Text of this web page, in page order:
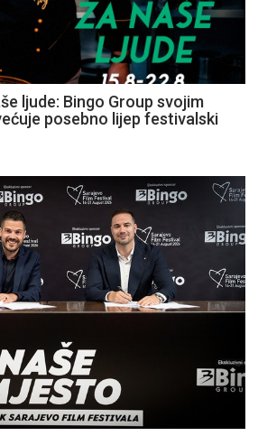
ljude: Bingo Group svojim
posebno lijep festivalski